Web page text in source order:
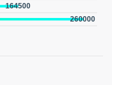
164500
260000